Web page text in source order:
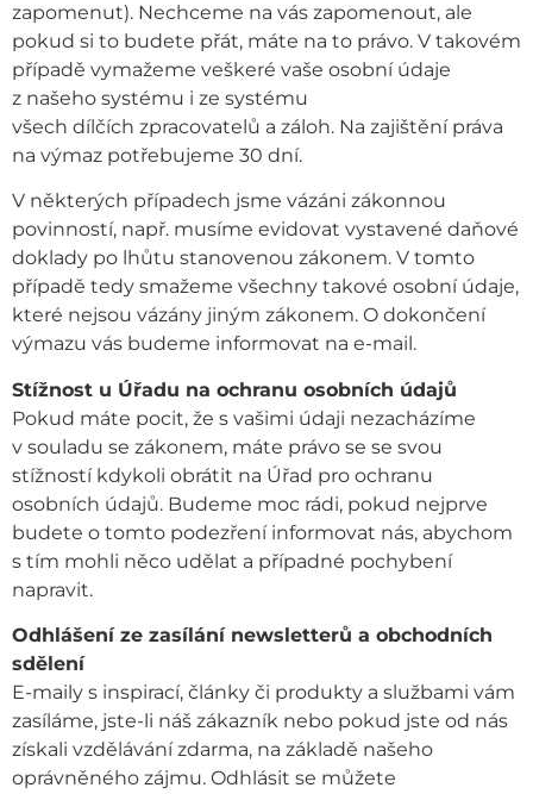
zapomenut). Nechceme na vás zapomenout, ale
pokud si to budete přát, máte na to právo. V takovém
případě vymažeme veškeré vaše osobní údaje
z našeho systému i ze systému
všech dílčích zpracovatelů a záloh. Na zajištění práva
na výmaz potřebujeme 30 dní.
V některých případech jsme vázáni zákonnou
povinností, např. musíme evidovat vystavené daňové
doklady po lhůtu stanovenou zákonem. V tomto
případě tedy smažeme všechny takové osobní údaje,
které nejsou vázány jiným zákonem. O dokončení
výmazu vás budeme informovat na e-mail.
Stížnost u Úřadu na ochranu osobních údajů
Pokud máte pocit, že s vašimi údaji nezacházíme
v souladu se zákonem, máte právo se se svou
stížností kdykoli obrátit na Úřad pro ochranu
osobních údajů. Budeme moc rádi, pokud nejprve
budete o tomto podezření informovat nás, abychom
s tím mohli něco udělat a případné pochybení
napravit.
Odhlášení ze zasílání newsletterů a obchodních
sdělení
E-maily s inspirací, články či produkty a službami vám
zasíláme, jste-li náš zákazník nebo pokud jste od nás
získali vzdělávání zdarma, na základě našeho
oprávněného zájmu. Odhlásit se můžete